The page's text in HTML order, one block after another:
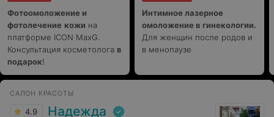
Фотоомоложение и
фотолечение кожи на
платформе ICON MaxG.
Консультация косметолога в
подарок!
Интимное лазерное
омоложение в гинекологии.
Для женщин после родов и
в менопаузе
САЛОН КРАСОТЫ
4.9 Надежда